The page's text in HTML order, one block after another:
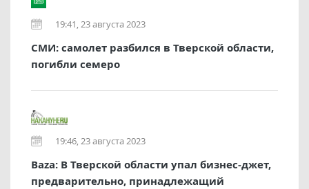
19:41, 23 августа 2023
СМИ: самолет разбился в Тверской области,
погибли семеро
19:46, 23 августа 2023
Baza: В Тверской области упал бизнес-джет,
предварительно, принадлежащий